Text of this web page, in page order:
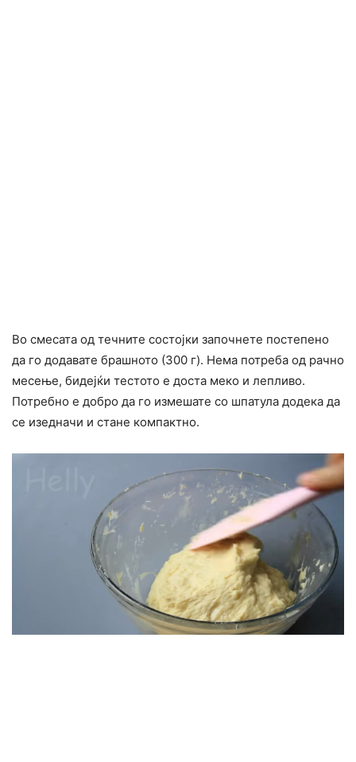
Во смесата од течните состојки започнете постепено
да го додавате брашното (300 г). Нема потреба од рачно
месење, бидејќи тестото е доста меко и лепливо.
Потребно е добро да го измешате со шпатула додека да
се изедначи и стане компактно.